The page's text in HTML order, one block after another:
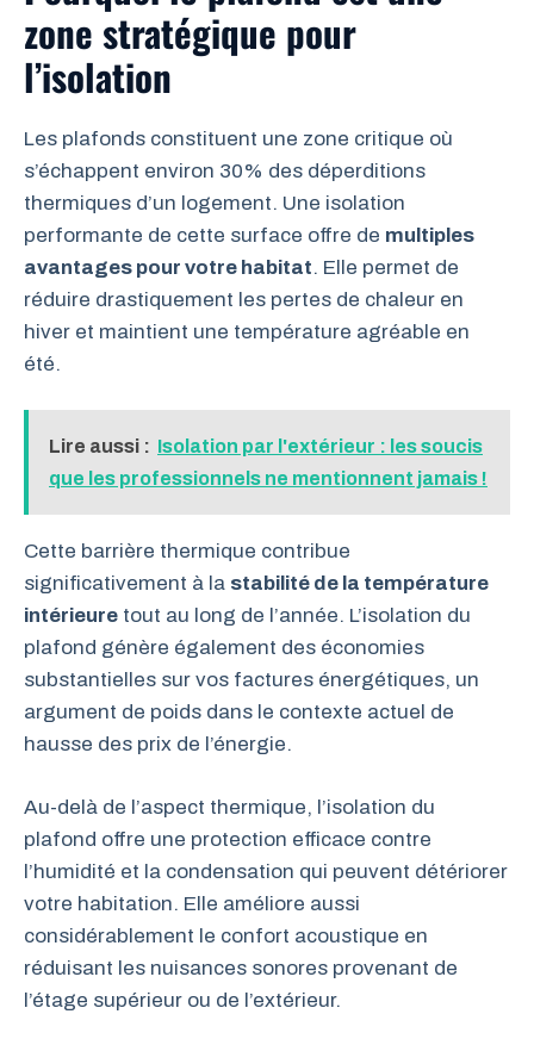
zone stratégique pour
l’isolation
Les plafonds constituent une zone critique où
s’échappent environ 30% des déperditions
thermiques d’un logement. Une isolation
performante de cette surface offre de multiples
avantages pour votre habitat. Elle permet de
réduire drastiquement les pertes de chaleur en
hiver et maintient une température agréable en
été.
Lire aussi : Isolation par l'extérieur : les soucis
que les professionnels ne mentionnent jamais !
Cette barrière thermique contribue
significativement à la stabilité de la température
intérieure tout au long de l’année. L’isolation du
plafond génère également des économies
substantielles sur vos factures énergétiques, un
argument de poids dans le contexte actuel de
hausse des prix de l’énergie.
Au-delà de l’aspect thermique, l’isolation du
plafond offre une protection efficace contre
l’humidité et la condensation qui peuvent détériorer
votre habitation. Elle améliore aussi
considérablement le confort acoustique en
réduisant les nuisances sonores provenant de
l’étage supérieur ou de l’extérieur.